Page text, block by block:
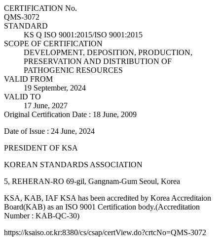
CERTIFICATION No.
QMS-3072
STANDARD
KS Q ISO 9001:2015/ISO 9001:2015
SCOPE OF CERTIFICATION
DEVELOPMENT, DEPOSITION, PRODUCTION,
PRESERVATION AND DISTRIBUTION OF
PATHOGENIC RESOURCES
VALID FROM
19 September, 2024
VALID TO
17 June, 2027
Original Certification Date : 18 June, 2009
Date of Issue : 24 June, 2024
PRESIDENT OF KSA
KOREAN STANDARDS ASSOCIATION
5, REHERAN-RO 69-gil, Gangnam-Gum Seoul, Korea
KSA, KAB, IAF KSA has been accredited by Korea Accreditaion
Board(KAB) as an ISO 9001 Certification body.(Accreditation
Number : KAB-QC-30)
https://ksaiso.or.kr:8380/cs/csap/certView.do?crtcNo=QMS-3072